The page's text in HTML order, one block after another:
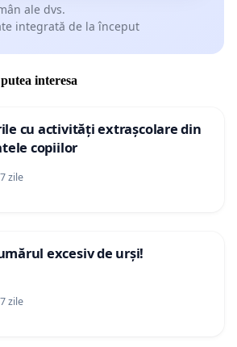
ale dvs.
integrată de la început
interesa
cu activități extrașcolare din
copiilor
zile
excesiv de urși!
zile